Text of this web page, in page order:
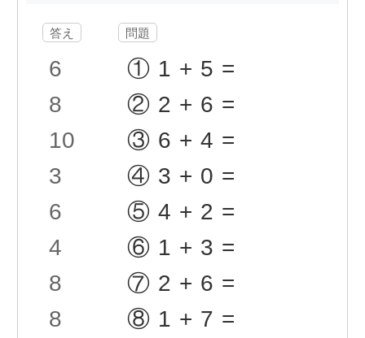
答え 問題
6
①1+5=
8
②2+6=
10
③6+4=
3
④3+0=
6
⑤4+2=
4
⑥1+3=
8
⑦2+6=
8
⑧1+7=